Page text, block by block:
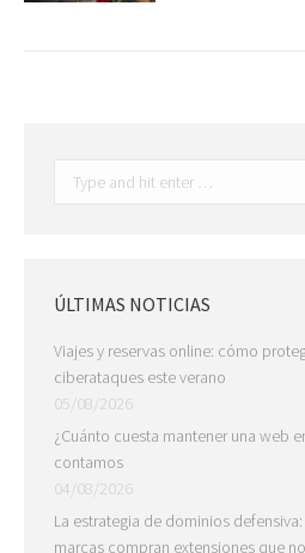
ÚLTIMAS NOTICIAS
Viajes y reservas online: cómo
ciberataques este verano
05/08/2026
¿Cuánto cuesta mantener una web
contamos
04/08/2026
La estrategia de dominios
marcas compran extensiones que